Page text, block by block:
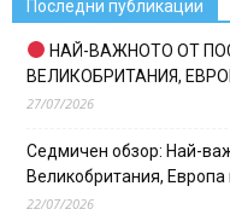
Последни публикации
НАЙ-ВАЖНОТО ОТ
ВЕЛИКОБРИТАНИЯ,
27/07/2026
Седмичен обзор: Най-
Великобритания, Европа
22/07/2026